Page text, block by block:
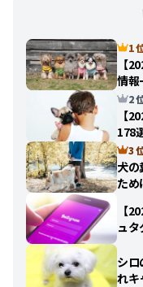
1
【
情報
2
【
178
3
犬の
ため
【
ュタ
シロ
れキ